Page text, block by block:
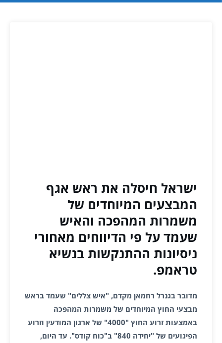
ישראל חיסלה את ראש אגף
המבצעים המיוחדים של
משמרות המהפכה והאיש
שעמד על פי הדיווחים מאחורי
ניסיונות ההתנקשות בנשיא
טראמפ.
מדובר בגנרל רחמאן מקדם, "איש צללים" שעמד בראש
מבצעי החוץ המיוחדים של משמרות המהפכה
באמצעות זרוע החוץ "4000" של ארגון המודעין וזרוע
הפיגועים של "יחידה 840" ב"כוח קודס". עד היום,